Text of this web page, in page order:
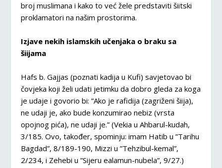
broj muslimana i kako to već žele predstaviti šiitski
proklamatori na našim prostorima.
Izjave nekih islamskih učenjaka o braku sa
šiijama
Hafs b. Gajjas (poznati kadija u Kufi) savjetovao bi
čovjeka koji želi udati jetimku da dobro gleda za koga
je udaje i govorio bi: ”Ako je rafidija (zagriženi šiija),
ne udaji je, ako bude konzumirao nebiz (vrsta
opojnog pića), ne udaji je.” (Vekia u Ahbarul-kudah,
3/185. Ovo, također, spominju: imam Hatib u ”Tarihu
Bagdad”, 8/189-190, Mizzi u ”Tehzibul-kemal”,
2/234, i Zehebi u ”Sijeru ealamun-nubela”, 9/27.)